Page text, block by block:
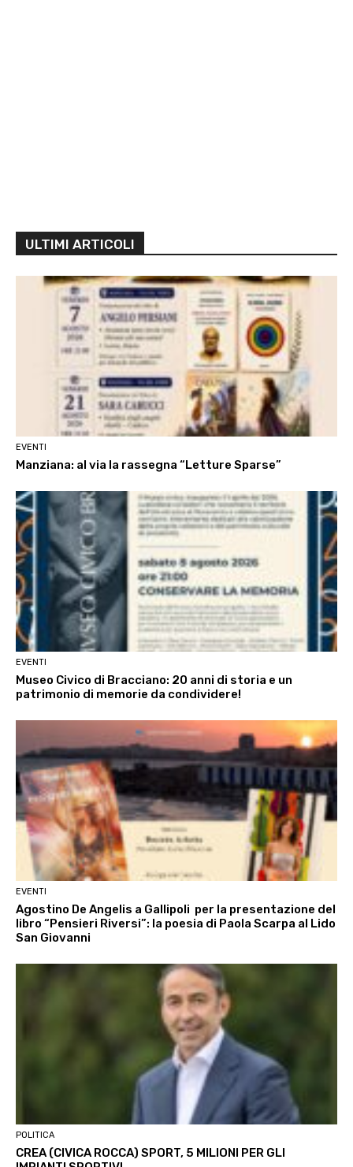
ULTIMI ARTICOLI
EVENTI
Manziana: al via la rassegna “Letture Sparse”
EVENTI
Museo Civico di Bracciano: 20 anni di storia e un
patrimonio di memorie da condividere!
EVENTI
Agostino De Angelis a Gallipoli per la presentazione del
libro “Pensieri Riversi”: la poesia di Paola Scarpa al Lido
San Giovanni
POLITICA
CREA (CIVICA ROCCA) SPORT, 5 MILIONI PER GLI